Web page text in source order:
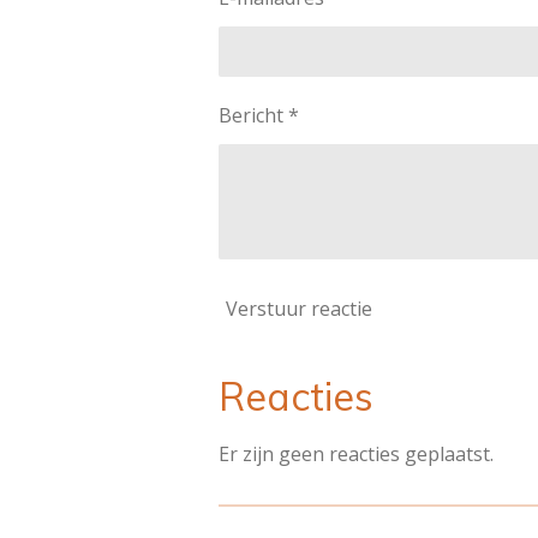
Bericht *
Verstuur reactie
Reacties
Er zijn geen reacties geplaatst.